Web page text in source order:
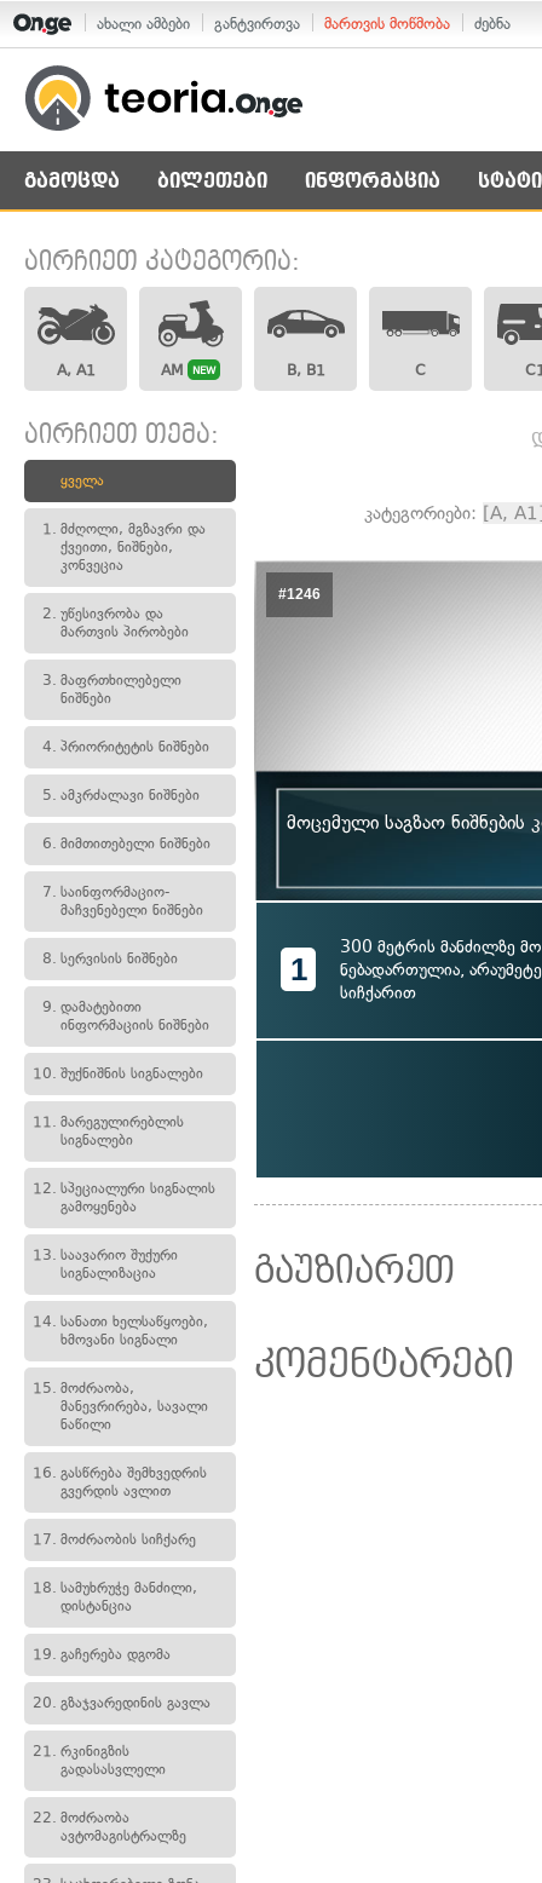
ახალი ამბები განტვირთვა მართვის მოწმობა ძებნა
გამოცდა ბილეთები ინფორმაცია
აირჩიეთ კატეგორია:
A, A1 AM NEW B, B1 C
აირჩიეთ თემა:
ყველა
1. მძღოლი, მგზავრი და
ქვეითი, ნიშნები,
კონვეცია
2. უწესივრობა და
მართვის პირობები
3. მაფრთხილებელი
ნიშნები
4. პრიორიტეტის ნიშნები
5. ამკრძალავი ნიშნები
6. მიმთითებელი ნიშნები
7. საინფორმაციო-
მაჩვენებელი ნიშნები
8. სერვისის ნიშნები
9. დამატებითი
ინფორმაციის ნიშნები
10. შუქნიშნის სიგნალები
11. მარეგულირებლის
სიგნალები
12. სპეციალური სიგნალის
გამოყენება
13. საავარიო შუქური
სიგნალიზაცია
14. სანათი ხელსაწყოები,
ხმოვანი სიგნალი
15. მოძრაობა,
მანევრირება, სავალი
ნაწილი
16. გასწრება შემხვედრის
გვერდის ავლით
17. მოძრაობის სიჩქარე
18. სამუხრუჭე მანძილი,
დისტანცია
19. გაჩერება დგომა
20. გზაჯვარედინის გავლა
21. რკინიგზის
გადასასვლელი
22. მოძრაობა
ავტომაგისტრალზე
კატეგორიები: [A,
#1246
მოცემული საგზაო ნიშნების
1
300 მეტრის მანძილზე
ნებადართულია,
სიჩქარით
გაუზიარეთ
კომენტარები